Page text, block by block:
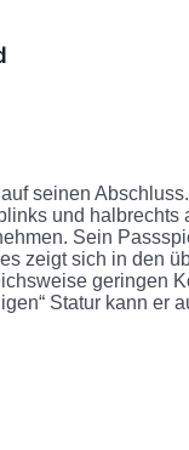
seinen
und
Sein
zeigt sich in den
geringen
Statur kann er